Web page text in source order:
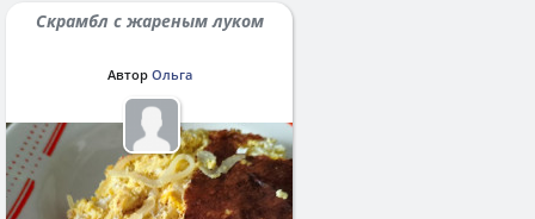
Скрамбл с жареным луком
Автор Ольга